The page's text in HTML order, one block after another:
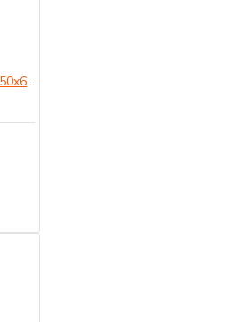
Soğutucu Ped Kağıdı 150x60x10